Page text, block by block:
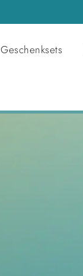
Geschenksets